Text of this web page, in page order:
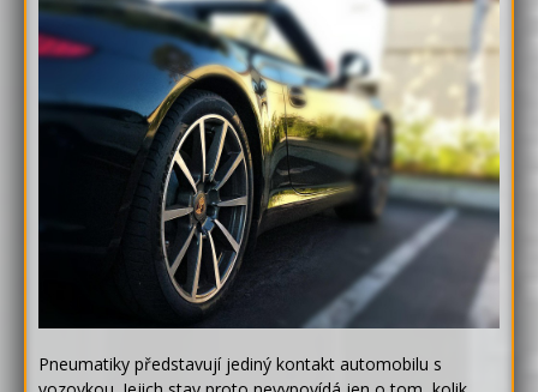
Pneumatiky představují jediný kontakt automobilu s